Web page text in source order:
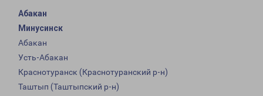
Абакан
Минусинск
Абакан
Усть-Абакан
Краснотуранск (Краснотуранский р-н)
Таштып (Таштыпский р-н)